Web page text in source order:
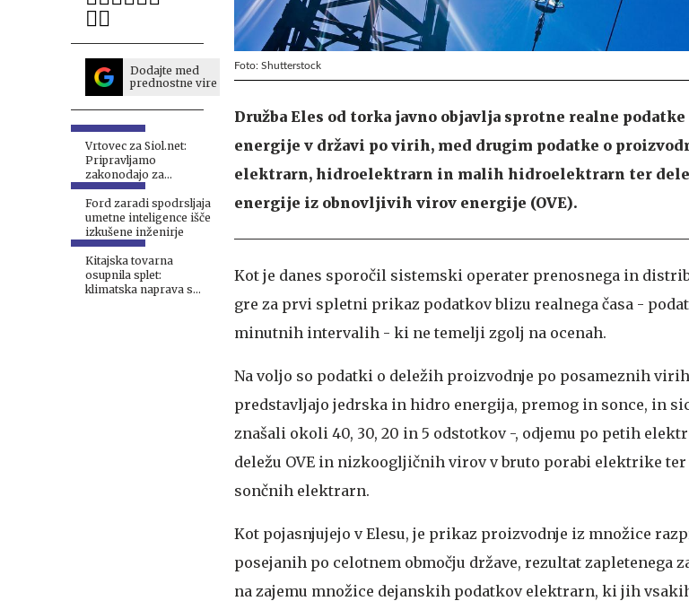
Dodajte med
prednostne vire
Vrtovec za Siol.net:
Pripravljamo
zakonodajo za
avtonomno vožnjo
Teslinih vozil #intervju
Ford zaradi spodrsljaja
umetne inteligence išče
izkušene inženirje
Kitajska tovarna
osupnila splet:
klimatska naprava s
Foto: Shutterstock
Družba Eles od torka javno objavlja sprotne realne
energije v državi po virih, med drugim podatke o
elektrarn, hidroelektrarn in malih hidroelektrarn ter
energije iz obnovljivih virov energije (OVE).
Kot je danes sporočil sistemski operater prenosnega in
gre za prvi spletni prikaz podatkov blizu realnega časa -
minutnih intervalih - ki ne temelji zgolj na ocenah.
Na voljo so podatki o deležih proizvodnje po posameznih
predstavljajo jedrska in hidro energija, premog in sonce, in
znašali okoli 40, 30, 20 in 5 odstotkov -, odjemu po petih
deležu OVE in nizkoogljičnih virov v bruto porabi elektrike
sončnih elektrarn.
Kot pojasnjujejo v Elesu, je prikaz proizvodnje iz množice
posejanih po celotnem območju države, rezultat zapletenega
na zajemu množice dejanskih podatkov elektrarn, ki jih